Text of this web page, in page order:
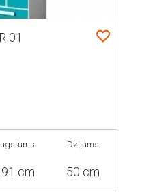
01
cm
Dziļums
50 cm